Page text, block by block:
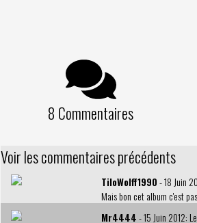
8 Commentaires
Voir les commentaires précédents
TiloWolff1990- 18 Juin
Mais bon cet album c'est
Mr4444- 15 Juin 2012: